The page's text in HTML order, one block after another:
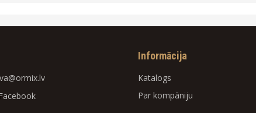
Informācija
Katalogs
Par kompāniju